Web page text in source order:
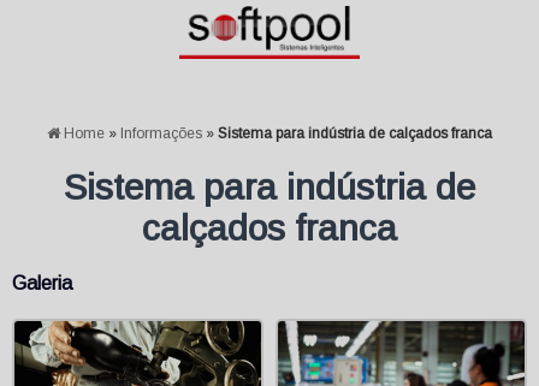
Home » Informações » Sistema para indústria de calçados franca
Sistema para indústria de
calçados franca
Galeria